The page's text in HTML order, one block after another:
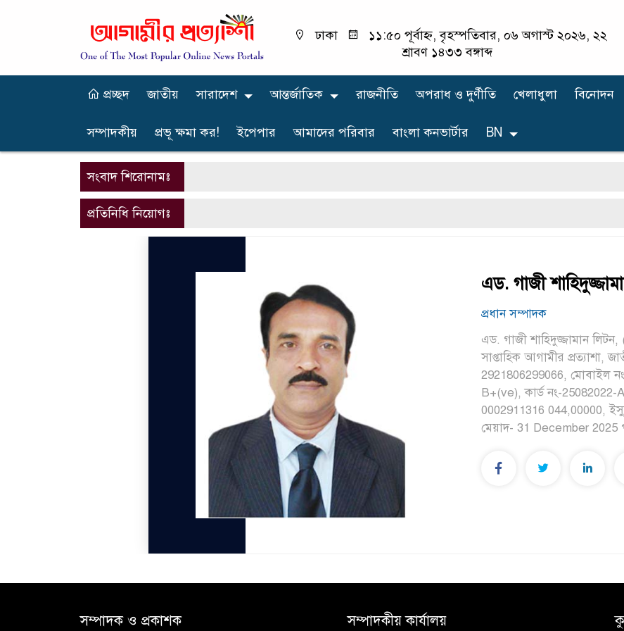
ঢাকা
১১:৫০ পূর্বাহ্ন, বৃহস্পতিবার, ০৬ অগাস্ট ২০২৬, ২২
শ্রাবণ ১৪৩৩ বঙ্গাব্দ
প্রচ্ছদ জাতীয় সারাদেশ আন্তর্জাতিক রাজনীতি অপরাধ ও দুর্ণীতি খেলাধুলা বিনোদন
সম্পাদকীয় প্রভূ ক্ষমা কর! ইপেপার আমাদের পরিবার বাংলা কনভার্টার BN
সংবাদ শিরোনামঃ
প্রতিনিধি নিয়োগঃ
এড. গাজী
প্রধান সম্পাদক
এড. গাজী শাহিদুজ্জামান লিটন,
সাপ্তাহিক আগামীর প্রত্যাশা,
2921806299066, মোবাইল
B+(ve), কার্ড নং-25082022-
0002911316 044,00000,
মেয়াদ- 31 December 2025
সম্পাদক ও প্রকাশক সম্পাদকীয় কার্যালয়